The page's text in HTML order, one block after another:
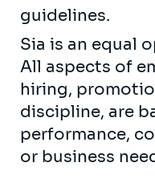
guidelines.
Sia is an equal
All aspects of
hiring,
discipline, are
performance,
or business